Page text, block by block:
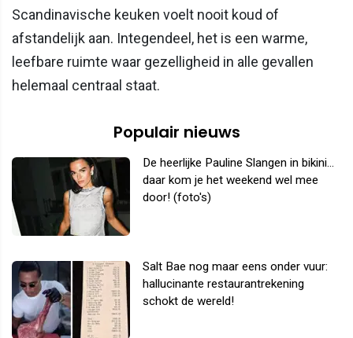
Scandinavische keuken voelt nooit koud of
afstandelijk aan. Integendeel, het is een warme,
leefbare ruimte waar gezelligheid in alle gevallen
helemaal centraal staat.
Populair nieuws
De heerlijke Pauline Slangen in bikini...
daar kom je het weekend wel mee
door! (foto's)
Salt Bae nog maar eens onder vuur:
hallucinante restaurantrekening
schokt de wereld!